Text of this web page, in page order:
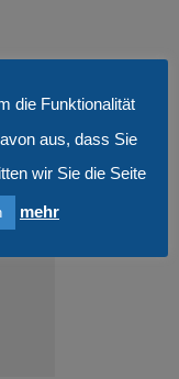
uns
die Funktionalität
aus, dass Sie
wir Sie die Seite
mehr